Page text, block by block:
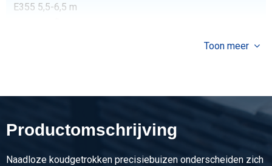
E355 5,5-6,5 m
Artikelnummer
Omschrijving
Ndl Gefosf Hydr Pneum Leidingbuis EN10305-4 12x2 E355
5,5-6,5 m
Toon meer
Productomschrijving
Naadloze koudgetrokken precisiebuizen onderscheiden zich